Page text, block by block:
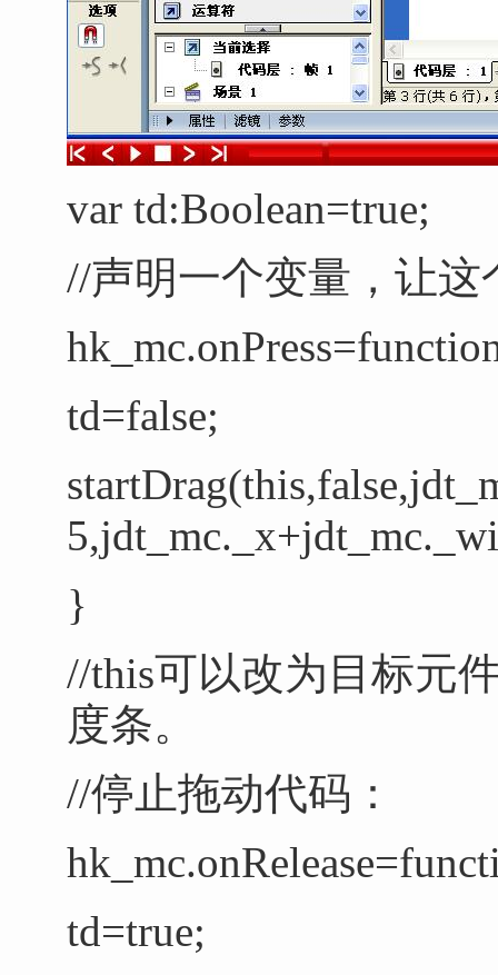
var td:Boolean=true;
//声明一个变量，让这
td=false;
}
//this可以改为目标元
度条。
//停止拖动代码：
hk_mc.onRelease=
td=true;